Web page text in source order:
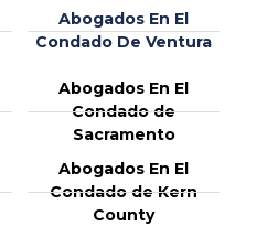
Abogados En El
Condado De Ventura
Abogados En El
Condado de
Sacramento
Abogados En El
Condado de Kern
County